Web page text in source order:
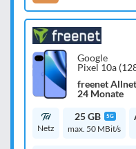
Google
Pixel 10a
freenet
24 Monate
Netz
25 GB 5G
max. 50 MBit/s